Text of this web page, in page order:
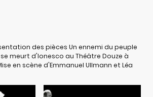
des pièces Un ennemi du peuple
meurt d'Ionesco au Théâtre Douze à
en scène d'Emmanuel Ullmann et Léa